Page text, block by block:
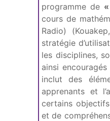
programme de «
cours de
Radio)
stratégie
les disciplines,
ainsi
inclut des
apprenants et
certains
et de